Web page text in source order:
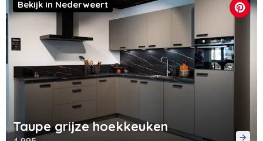
Taupe grijze hoekkeuken
Bekijk in Nederweert